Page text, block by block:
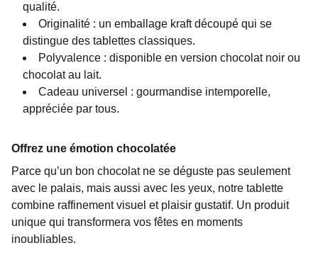
qualité.
Originalité : un emballage kraft découpé qui se
distingue des tablettes classiques.
Polyvalence : disponible en version chocolat noir ou
chocolat au lait.
Cadeau universel : gourmandise intemporelle,
appréciée par tous.
Offrez une émotion chocolatée
Parce qu’un bon chocolat ne se déguste pas seulement
avec le palais, mais aussi avec les yeux, notre tablette
combine raffinement visuel et plaisir gustatif. Un produit
unique qui transformera vos fêtes en moments
inoubliables.